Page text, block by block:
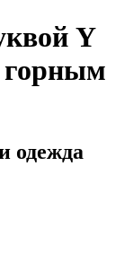
Y
горным
одежда